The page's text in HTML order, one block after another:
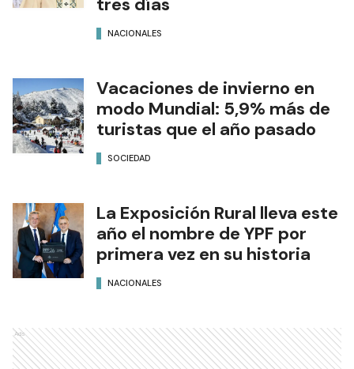
NACIONALES
Vacaciones de invierno en
modo Mundial: 5,9% más de
turistas que el año pasado
SOCIEDAD
La Exposición Rural lleva este
año el nombre de YPF por
primera vez en su historia
NACIONALES
Ads